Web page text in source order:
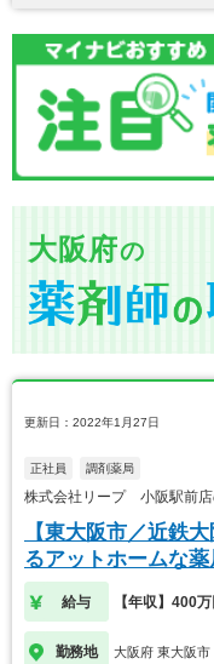
大阪府の
更新日：2022年1月27日
正社員 調剤薬局
株式会社リープ 小阪駅前店
【東大阪市／近鉄
るアットホームな
給与 【年収】400
勤務地 大阪府 東大阪市